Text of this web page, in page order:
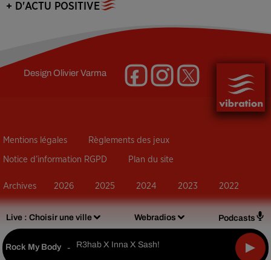
Live : Choisir une ville Webradios Podcasts
Rock My Body - R3hab X Inna X Sash!
+ D'ACTU POSITIVE
DesignOlivier Varma
Mentions légales Règlements des jeux
Notice d’information RGPD Plan du site
Archives 2026 2025 2024 2023 2022